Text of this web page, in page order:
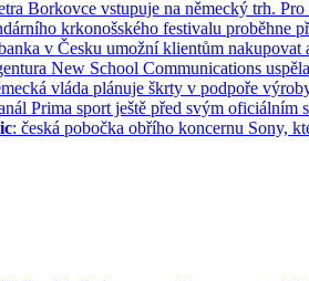
Borkovce vstupuje na německý trh.
krkonošského festivalu proběhne
v Česku umožní klientům
New School Communications
vláda plánuje škrty v podpoře
Prima sport ještě před svým oficiálním
: česká pobočka obřího koncernu Sony,